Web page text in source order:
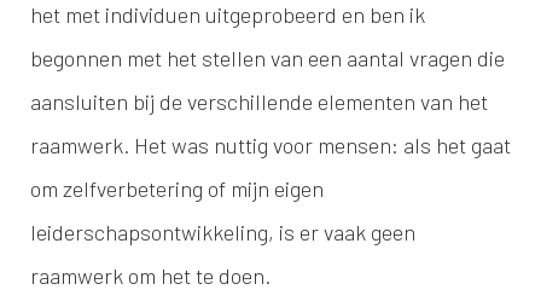
het met individuen uitgeprobeerd en ben ik
begonnen met het stellen van een aantal vragen die
aansluiten bij de verschillende elementen van het
raamwerk. Het was nuttig voor mensen: als het gaat
om zelfverbetering of mijn eigen
leiderschapsontwikkeling, is er vaak geen
raamwerk om het te doen.